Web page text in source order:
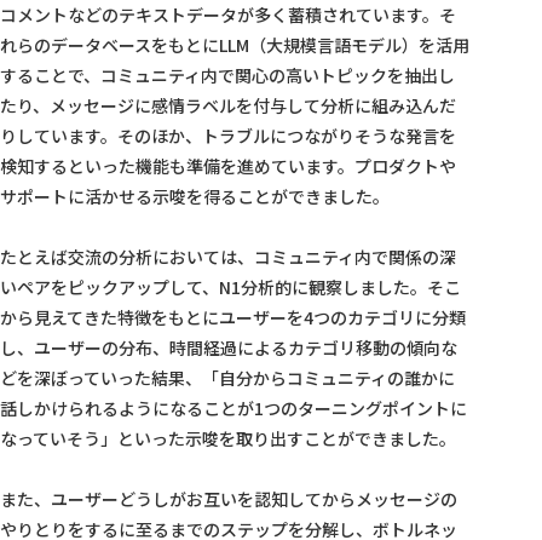
コメントなどのテキストデータが多く蓄積されています。そ
れらのデータベースをもとにLLM（大規模言語モデル）を活用
することで、コミュニティ内で関心の高いトピックを抽出し
たり、メッセージに感情ラベルを付与して分析に組み込んだ
りしています。そのほか、トラブルにつながりそうな発言を
検知するといった機能も準備を進めています。プロダクトや
サポートに活かせる示唆を得ることができました。
たとえば交流の分析においては、コミュニティ内で関係の深
いペアをピックアップして、N1分析的に観察しました。そこ
から見えてきた特徴をもとにユーザーを4つのカテゴリに分類
し、ユーザーの分布、時間経過によるカテゴリ移動の傾向な
どを深ぼっていった結果、「自分からコミュニティの誰かに
話しかけられるようになることが1つのターニングポイントに
なっていそう」といった示唆を取り出すことができました。
また、ユーザーどうしがお互いを認知してからメッセージの
やりとりをするに至るまでのステップを分解し、ボトルネッ